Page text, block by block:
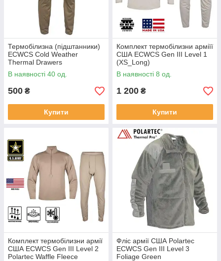
Термобілизна (підштанники)
ECWCS Cold Weather
Thermal Drawers
В наявності 40 од.
500 ₴
Купити
Комплект термобілизни арміїї
США ECWCS Gen III Level 1
(XS_Long)
В наявності 8 од.
1 200 ₴
Купити
Комплект термобілизни армії
США ECWCS Gen III Level 2
Polartec Waffle Fleece
Фліс армії США Polartec
ECWCS Gen III Level 3
Foliage Green